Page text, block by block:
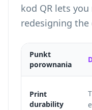
kod QR lets
redesigning the
Punkt
porownania
Print
durability